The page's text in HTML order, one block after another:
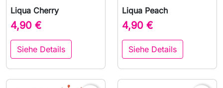
Liqua Cherry
4,90 €
Siehe Details
Liqua Peach
4,90 €
Siehe Details